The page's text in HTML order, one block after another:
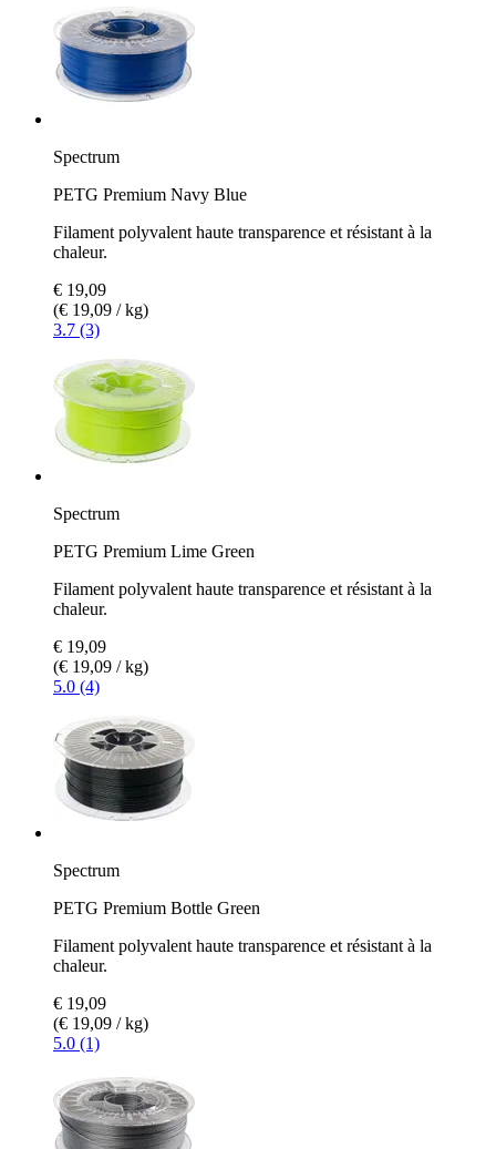
Spectrum
PETG Premium Navy Blue
Filament polyvalent haute transparence et résistant à la
chaleur.
€ 19,09
(€ 19,09 / kg)
3.7 (3)
Spectrum
PETG Premium Lime Green
Filament polyvalent haute transparence et résistant à la
chaleur.
€ 19,09
(€ 19,09 / kg)
5.0 (4)
Spectrum
PETG Premium Bottle Green
Filament polyvalent haute transparence et résistant à la
chaleur.
€ 19,09
(€ 19,09 / kg)
5.0 (1)